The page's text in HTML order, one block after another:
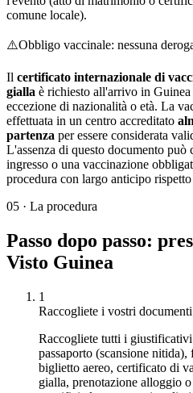
comune locale).
⚠️Obbligo vaccinale: nessuna
Il certificato internazionale di
gialla è richiesto all'arrivo in
eccezione di nazionalità o età. La
effettuata in un centro accreditato
partenza per essere considerata
L'assenza di questo documento
ingresso o una vaccinazione
procedura con largo anticipo
05 · La procedura
Passo dopo passo:
Visto Guinea
1
Raccogliete i vostri documenti
Raccogliete tutti i
passaporto (scansione
biglietto aereo, certificato di
gialla, prenotazione alloggio